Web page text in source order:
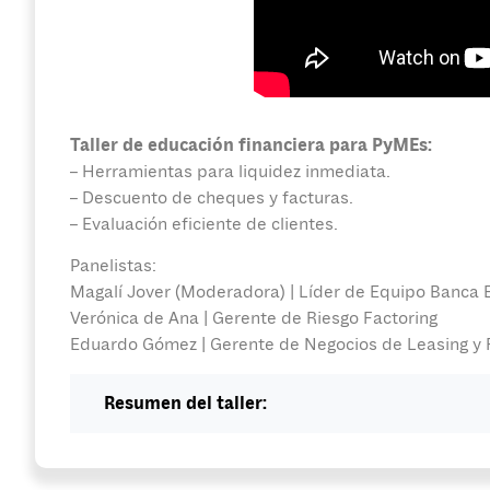
Taller de educación financiera para PyMEs:
– Herramientas para liquidez inmediata.
– Descuento de cheques y facturas.
– Evaluación eficiente de clientes.
Panelistas:
Magalí Jover (Moderadora) | Líder de Equipo Banca
Verónica de Ana | Gerente de Riesgo Factoring
Eduardo Gómez | Gerente de Negocios de Leasing y
Resumen del taller: